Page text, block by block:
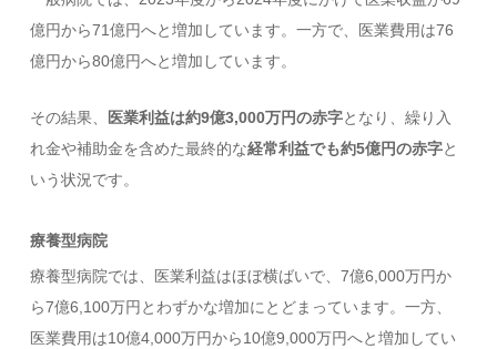
億円から71億円へと増加しています。一方で、医業費用は76
億円から80億円へと増加しています。
その結果、 医業利益は約9億3,000万円の赤字となり、繰り入
れ金や補助金を含めた最終的な経常利益でも約5億円の赤字と
いう状況です。
療養型病院
療養型病院では、医業利益はほぼ横ばいで、7億6,000万円か
ら7億6,100万円とわずかな増加にとどまっています。一方、
医業費用は10億4,000万円から10億9,000万円へと増加してい